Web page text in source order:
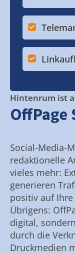
Hintenrum ist
OffPage
Social-Media-
redaktionelle
vieles mehr:
generieren
positiv auf
Übrigens:
digital,
durch die
Druckmedien